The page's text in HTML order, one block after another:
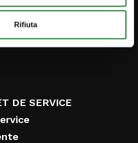
Rifiutaspéciales
contre l’incendie
DE SERVICE